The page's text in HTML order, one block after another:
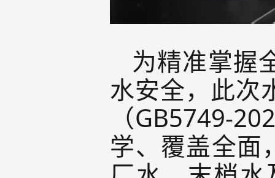
为精准掌握
水安全，此次
（GB5749-
学、覆盖全面